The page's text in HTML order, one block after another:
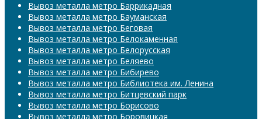
Вывоз металла метро Баррикадная
Вывоз металла метро Бауманская
Вывоз металла метро Беговая
Вывоз металла метро Белокаменная
Вывоз металла метро Белорусская
Вывоз металла метро Беляево
Вывоз металла метро Бибирево
Вывоз металла метро Библиотека им. Ленина
Вывоз металла метро Битцевский парк
Вывоз металла метро Борисово
Вывоз металла метро Боровицкая